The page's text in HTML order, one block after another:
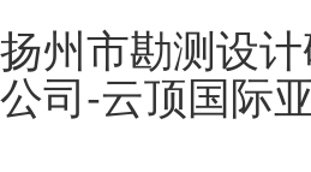
扬州市勘测设
公司-云顶国际